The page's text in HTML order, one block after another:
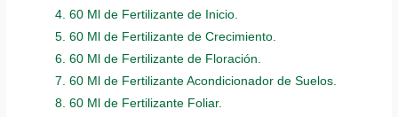
4. 60 Ml de Fertilizante de Inicio.
5. 60 Ml de Fertilizante de Crecimiento.
6. 60 Ml de Fertilizante de Floración.
7. 60 Ml de Fertilizante Acondicionador de Suelos.
8. 60 Ml de Fertilizante Foliar.